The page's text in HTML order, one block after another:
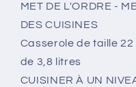
cm
de
litres
en
Inox
cm
litres
Inox
MET DE L'ORDRE -
DES CUISINES
Casserole de taille
de 3,8 litres
CUISINER À UN